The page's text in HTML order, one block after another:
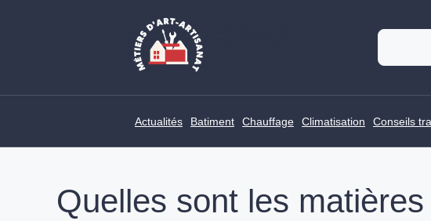
Actualités Batiment Chauffage Climatisation Conseils
Quelles sont les